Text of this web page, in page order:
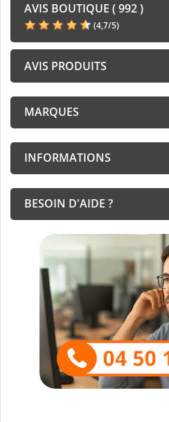
AVIS BOUTIQUE ( 992 )
(4,7/5)
AVIS PRODUITS
MARQUES
INFORMATIONS
BESOIN D'AIDE ?